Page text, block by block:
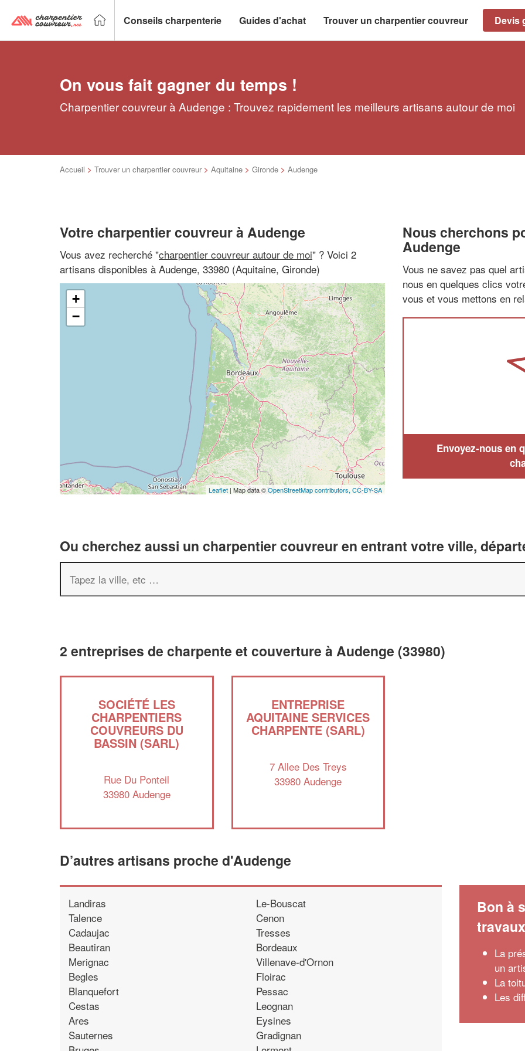
Conseils charpenterie Guides d'achat Trouver un charpentier couvreur Devis
On vous fait gagner du temps !
Charpentier couvreur à Audenge : Trouvez rapidement les meilleurs artisans autour de moi
Accueil > Trouver un charpentier couvreur > Aquitaine > Gironde > Audenge
Votre charpentier couvreur à Audenge
Vous avez recherché "charpentier couvreur autour de moi" ? Voici 2
artisans disponibles à Audenge, 33980 (Aquitaine, Gironde)
+
−
Leaflet | Map data ©OpenStreetMap contributors, CC-BY-SA
Nous cherchons
Audenge
Vous ne savez pas quel
nous en quelques clics
vous et vous mettons en
Envoyez-nous en
Ou cherchez aussi un charpentier couvreur en entrant votre ville,
2 entreprises de charpente et couverture à Audenge (33980)
SOCIÉTÉ LES
CHARPENTIERS
COUVREURS DU
BASSIN (SARL)
Rue Du Ponteil
33980 Audenge
ENTREPRISE
AQUITAINE SERVICES
CHARPENTE (SARL)
7 Allee Des Treys
33980 Audenge
D’autres artisans proche d'Audenge
Landiras
Talence
Cadaujac
Beautiran
Merignac
Begles
Blanquefort
Cestas
Ares
Sauternes
Le-Bouscat
Cenon
Tresses
Bordeaux
Villenave-d'Ornon
Floirac
Pessac
Leognan
Eysines
Gradignan
Bon à
travaux
La
un
La
Les